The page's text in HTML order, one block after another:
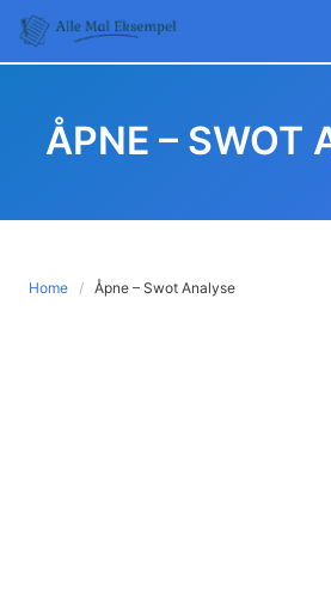
Skip
content
ÅPNE – SWOT
Home Åpne – Swot Analyse